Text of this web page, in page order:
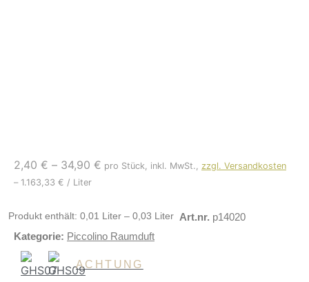
2,40 € – 34,90 € pro Stück, inkl. MwSt., zzgl. Versandkosten
– 1.163,33 € / Liter
Produkt enthält: 0,01 Liter– 0,03 Liter Art.nr. p14020
Kategorie: Piccolino Raumduft
ACHTUNG